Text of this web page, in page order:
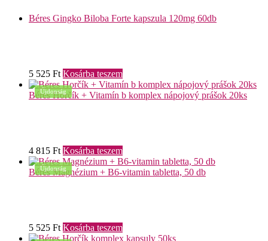
Béres Gingko Biloba Forte kapszula 120mg 60db
5 525 Ft Kosárba teszem
Újdonság
Béres Horčík + Vitamín b komplex nápojový prášok 20ks
4 815 Ft Kosárba teszem
Újdonság
Béres Magnézium + B6-vitamin tabletta, 50 db
5 525 Ft Kosárba teszem